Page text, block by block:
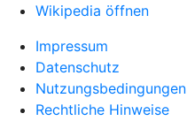
Wikipedia öffnen
Impressum
Datenschutz
Nutzungsbedingungen
Rechtliche Hinweise